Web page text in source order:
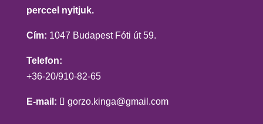
perccel nyitjuk.
Cím: 1047 Budapest Fóti út 59.
Telefon:
+36-20/910-82-65
E-mail: gorzo.kinga@gmail.com